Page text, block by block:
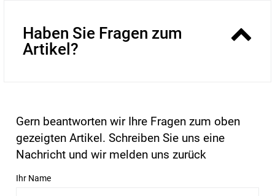
Haben Sie Fragen zum
Artikel?
Gern beantworten wir Ihre Fragen zum oben
gezeigten Artikel. Schreiben Sie uns eine
Nachricht und wir melden uns zurück
Ihr Name